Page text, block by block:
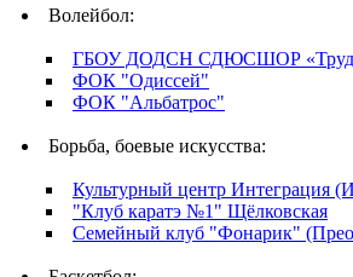
Волейбол:
ГБОУ ДОДСН СДЮСШОР
ФОК "Одиссей"
ФОК "Альбатрос"
Борьба, боевые искусства:
Культурный центр Интеграция
"Клуб каратэ №1" Щёлковская
Семейный клуб "Фонарик"